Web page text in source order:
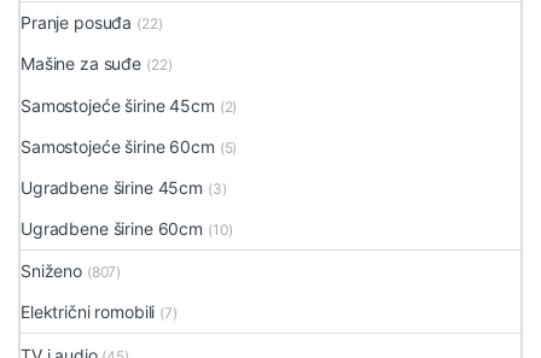
Pranje posuđa (22)
Mašine za suđe (22)
Samostojeće širine 45cm (2)
Samostojeće širine 60cm (5)
Ugradbene širine 45cm (3)
Ugradbene širine 60cm (10)
Sniženo (807)
Električni romobili (7)